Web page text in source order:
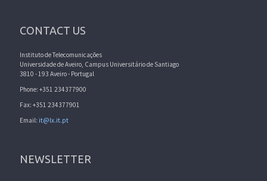
CONTACT US
Instituto de Telecomunicações
Universidade de Aveiro, Campus Universitário de Santiago
3810 - 193 Aveiro - Portugal
Phone: +351 234377900
Fax: +351 234377901
Email: it@lx.it.pt
NEWSLETTER